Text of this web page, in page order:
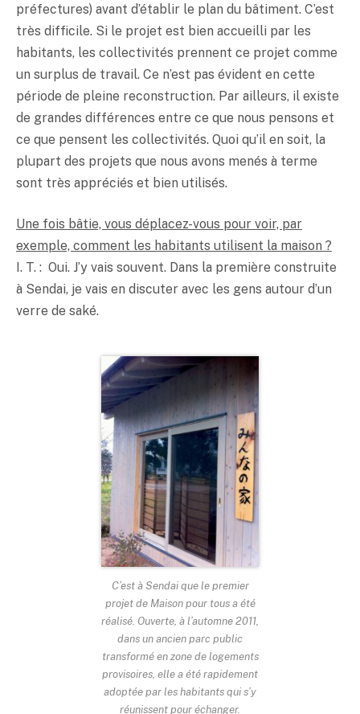
préfectures) avant d’établir le plan du bâtiment. C’est
très difficile. Si le projet est bien accueilli par les
habitants, les collectivités prennent ce projet comme
un surplus de travail. Ce n’est pas évident en cette
période de pleine reconstruction. Par ailleurs, il existe
de grandes différences entre ce que nous pensons et
ce que pensent les collectivités. Quoi qu’il en soit, la
plupart des projets que nous avons menés à terme
sont très appréciés et bien utilisés.
Une fois bâtie, vous déplacez-vous pour voir, par
exemple, comment les habitants utilisent la maison ?
I. T. : Oui. J’y vais souvent. Dans la première construite
à Sendai, je vais en discuter avec les gens autour d’un
verre de saké.
C’est à Sendai que le premier
projet de Maison pour tous a été
réalisé. Ouverte, à l’automne 2011,
dans un ancien parc public
transformé en zone de logements
provisoires, elle a été rapidement
adoptée par les habitants qui s’y
réunissent pour échanger.